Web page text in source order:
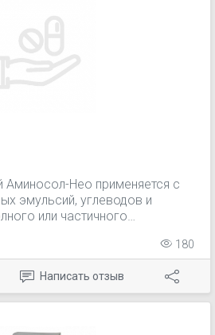
Аминосол-Нео применяется с
эмульсий, углеводов и
или частичного
белков и жидкости в случаях,
невозможно: - тяжелые
кишечного тракта
перитонит,
180
Написать отзыв